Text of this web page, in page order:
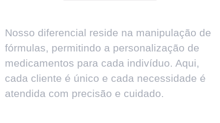
Nosso diferencial reside na manipulação de
fórmulas, permitindo a personalização de
medicamentos para cada indivíduo. Aqui,
cada cliente é único e cada necessidade é
atendida com precisão e cuidado.